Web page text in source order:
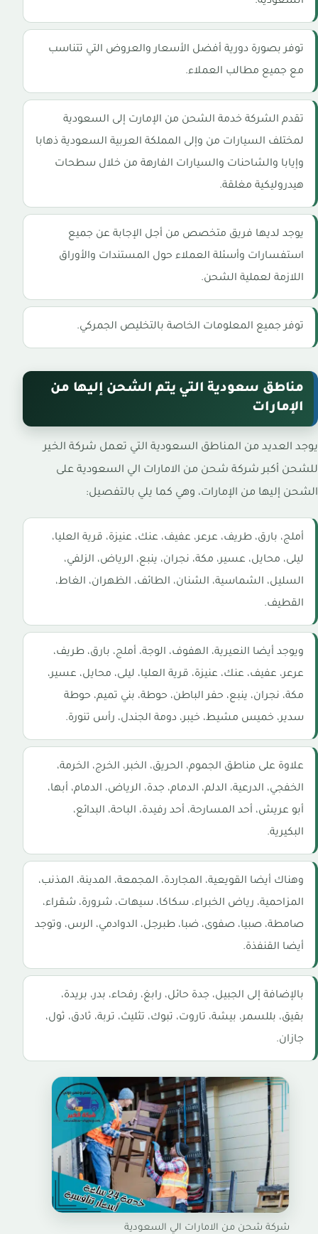
توفر بصورة دورية أفضل الأسعار والعروض التي تتناسب
مع جميع مطالب العملاء.
تقدم الشركة خدمة الشحن من الإمارت إلى السعودية
لمختلف السيارات من وإلى المملكة العربية السعودية ذهابا
وإيابا والشاحنات والسيارات الفارهة من خلال سطحات
هيدروليكية مغلقة.
يوجد لديها فريق متخصص من أجل الإجابة عن جميع
استفسارات وأسئلة العملاء حول المستندات والأوراق
اللازمة لعملية الشحن.
توفر جميع المعلومات الخاصة بالتخليص الجمركي.
مناطق سعودية التي يتم الشحن إليها من
الإمارات
يوجد العديد من المناطق السعودية التي تعمل شركة الخير
للشحن أكبر شركة شحن من الامارات الي السعودية على
الشحن إليها من الإمارات، وهي كما يلي بالتفصيل:
أملج، بارق، طريف، عرعر، عفيف، عنك، عنيزة، قرية العليا،
ليلى، محايل، عسير، مكة، نجران، ينبع، الرياض، الزلفي،
السليل، الشماسية، الشنان، الطائف، الظهران، الغاط،
القطيف.
ويوجد أيضا النعيرية، الهفوف، الوجة، أملج، بارق، طريف،
عرعر، عفيف، عنك، عنيزة، قرية العليا، ليلى، محايل، عسير،
مكة، نجران، ينبع، حفر الباطن، حوطة، بني تميم، حوطة
سدير، خميس مشيط، خيبر، دومة الجندل، رأس تنورة.
علاوة على مناطق الجموم، الحريق، الخبر، الخرج، الخرمة،
الخفجي، الدرعية، الدلم، الدمام، جدة، الرياض، الدمام، أبها،
أبو عريش، أحد المسارحة، أحد رفيدة، الباحة، البدائع،
البكيرية.
وهناك أيضا القويعية، المجاردة، المجمعة، المدينة، المذنب،
المزاحمية، رياض الخبراء، سكاكا، سيهات، شرورة، شقراء،
صامطة، صبيا، صفوى، ضبا، طبرجل، الدوادمي، الرس، وتوجد
أيضا القنفذة.
بالإضافة إلى الجبيل، جدة حائل، رابغ، رفحاء، بدر، بريدة،
بقيق، بللسمر، بيشة، تاروت، تبوك، تثليث، تربة، ثادق، ثول،
جازان.
شركة شحن من الامارات الي السعودية